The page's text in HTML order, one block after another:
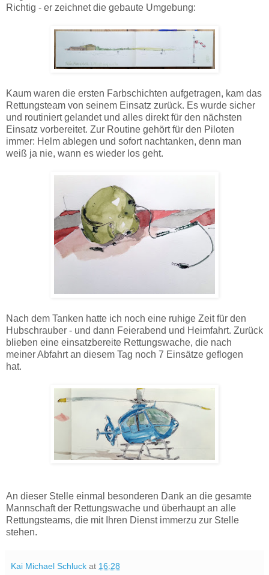
Richtig - er zeichnet die gebaute Umgebung:
Kaum waren die ersten Farbschichten aufgetragen, kam das
Rettungsteam von seinem Einsatz zurück. Es wurde sicher
und routiniert gelandet und alles direkt für den nächsten
Einsatz vorbereitet. Zur Routine gehört für den Piloten
immer: Helm ablegen und sofort nachtanken, denn man
weiß ja nie, wann es wieder los geht.
Nach dem Tanken hatte ich noch eine ruhige Zeit für den
Hubschrauber - und dann Feierabend und Heimfahrt. Zurück
blieben eine einsatzbereite Rettungswache, die nach
meiner Abfahrt an diesem Tag noch 7 Einsätze geflogen
hat.
An dieser Stelle einmal besonderen Dank an die gesamte
Mannschaft der Rettungswache und überhaupt an alle
Rettungsteams, die mit Ihren Dienst immerzu zur Stelle
stehen.
Kai Michael Schluck at 16:28